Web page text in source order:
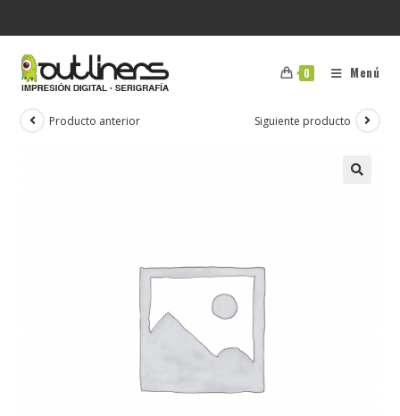
0 Menú
Producto anterior Siguiente producto